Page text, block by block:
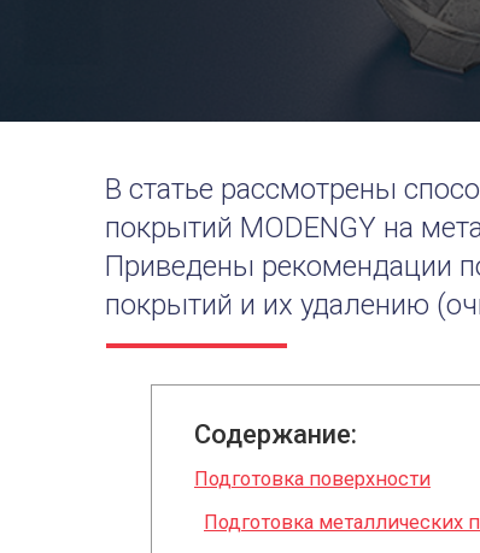
В статье рассмотрены
покрытий MODENGY на
Приведены рекомендации
покрытий и их удалению
Содержание:
Подготовка поверхности
Подготовка металлических